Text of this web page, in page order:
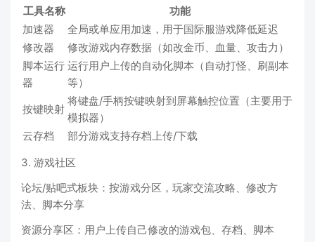
工具名称
功能
加速器
全局或单应用加速，用于国际服游戏降低延迟
修改器
修改游戏内存数据（如改金币、血量、攻击力）
脚本运行
器
运行用户上传的自动化脚本（自动打怪、刷副本
等）
按键映射
将键盘/手柄按键映射到屏幕触控位置（主要用于
模拟器）
云存档
部分游戏支持存档上传/下载
3. 游戏社区
论坛/贴吧式板块：按游戏分区，玩家交流攻略、修改方
法、脚本分享
资源分享区：用户上传自己修改的游戏包、存档、脚本